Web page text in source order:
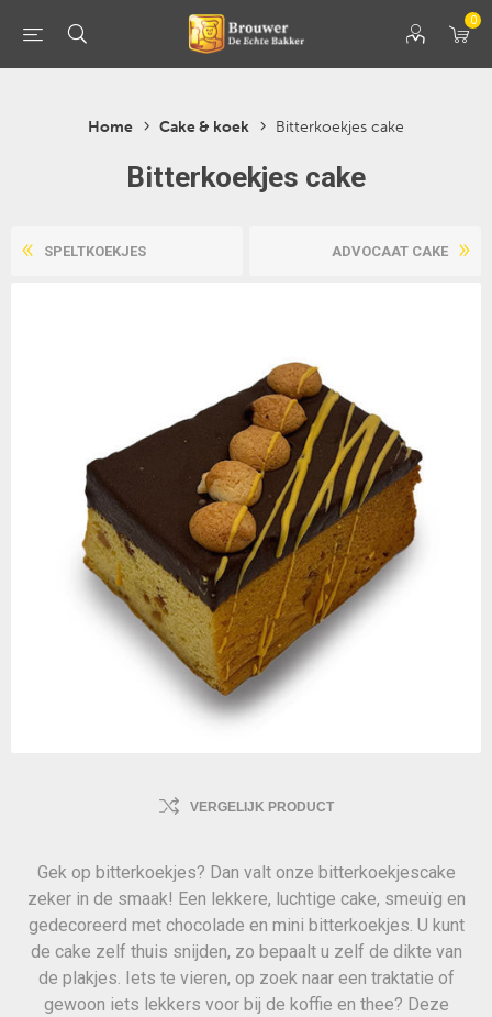
0
Home Cake & koek Bitterkoekjes cake
Bitterkoekjes cake
SPELTKOEKJES ADVOCAAT CAKE
VERGELIJK PRODUCT
Gek op bitterkoekjes? Dan valt onze bitterkoekjescake
zeker in de smaak! Een lekkere, luchtige cake, smeuïg en
gedecoreerd met chocolade en mini bitterkoekjes. U kunt
de cake zelf thuis snijden, zo bepaalt u zelf de dikte van
de plakjes. Iets te vieren, op zoek naar een traktatie of
gewoon iets lekkers voor bij de koffie en thee? Deze